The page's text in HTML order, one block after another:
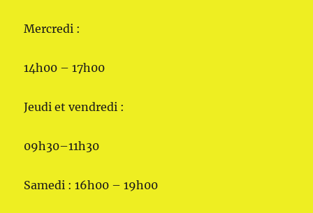
Mercredi :
14h00 – 17h00
Jeudi et vendredi :
09h30–11h30
Samedi : 16h00 – 19h00